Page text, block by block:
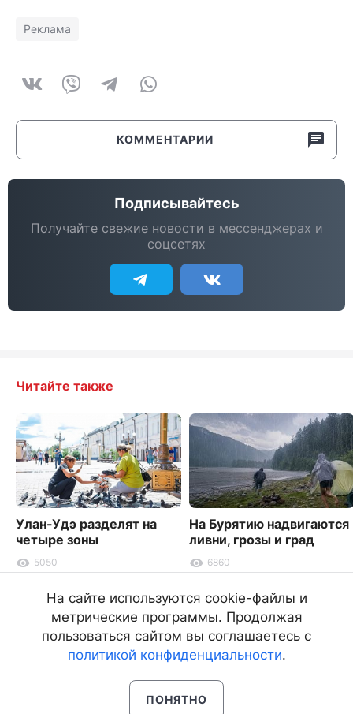
Реклама
КОММЕНТАРИИ
Подписывайтесь
Получайте свежие новости в мессенджерах и
соцсетях
Читайте также
Улан-Удэ разделят на
четыре зоны
5050
На Бурятию надвигаются
ливни, грозы и град
6860
На сайте используются cookie-файлы и
метрические программы. Продолжая
пользоваться сайтом вы соглашаетесь с
политикой конфиденциальности.
ПОНЯТНО